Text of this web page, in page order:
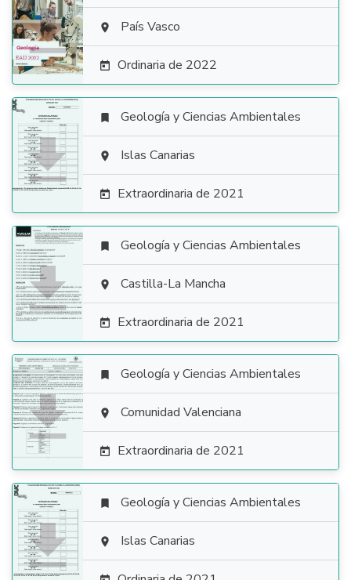
  País Vasco
 Ordinaria de 2022

 Geología y Ciencias Ambientales
 Islas Canarias
 Extraordinaria de 2021

 Geología y Ciencias Ambientales
 Castilla-La Mancha
 Extraordinaria de 2021

 Geología y Ciencias Ambientales
 Comunidad Valenciana
 Extraordinaria de 2021

 Geología y Ciencias Ambientales
 Islas Canarias